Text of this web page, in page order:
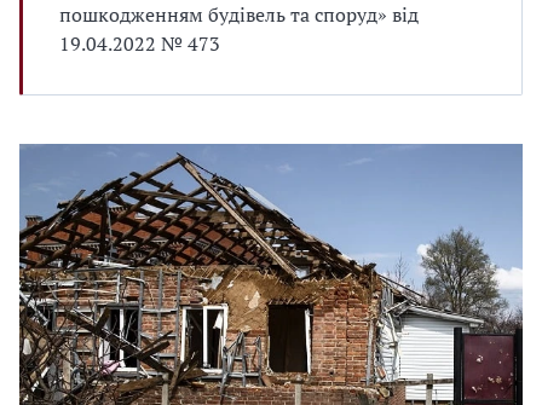
пошкодженням будівель та споруд» від
19.04.2022 № 473